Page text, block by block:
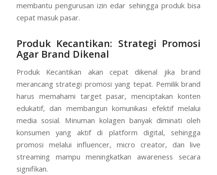
membantu pengurusan izin edar sehingga produk bisa
cepat masuk pasar.
Produk Kecantikan: Strategi Promosi
Agar Brand Dikenal
Produk Kecantikan akan cepat dikenal jika brand
merancang strategi promosi yang tepat. Pemilik brand
harus memahami target pasar, menciptakan konten
edukatif, dan membangun komunikasi efektif melalui
media sosial. Minuman kolagen banyak diminati oleh
konsumen yang aktif di platform digital, sehingga
promosi melalui influencer, micro creator, dan live
streaming mampu meningkatkan awareness secara
signifikan.